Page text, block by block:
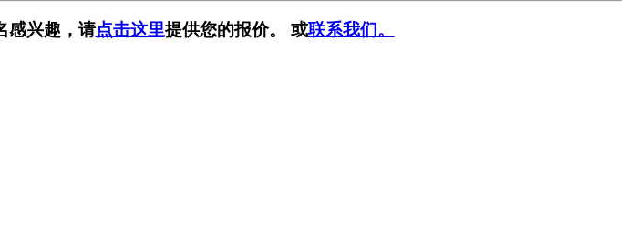
感兴趣，请点击这里提供您的报价。 或联系我们。